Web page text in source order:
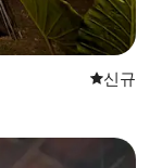
신규 숙소
신규